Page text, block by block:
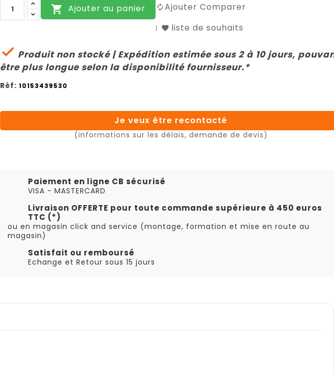
 Ajouter au panier
Ajouter Comparer
liste de souhaits
 Produit non stocké | Expédition estimée sous 2 à 10 jours,
être plus longue selon la disponibilité fournisseur.*
Réf: 10153439530
Je veux être recontacté
(informations sur les délais, demande de devis)
Paiement en ligne CB sécurisé
VISA - MASTERCARD
Livraison OFFERTE pour toute commande supérieure à 450 euros
TTC (*)
ou en magasin click and service (montage, formation et mise en route au
magasin)
Satisfait ou remboursé
Echange et Retour sous 15 jours